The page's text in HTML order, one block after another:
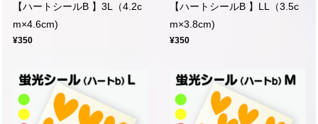
【ハートシールB 】3L（4.2c
m×4.6cm)
¥350
【ハートシールB 】LL（3.5c
m×3.8cm)
¥350